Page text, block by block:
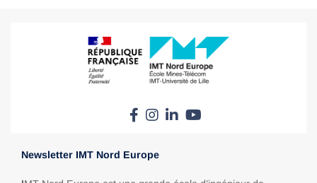
Newsletter IMT Nord Europe